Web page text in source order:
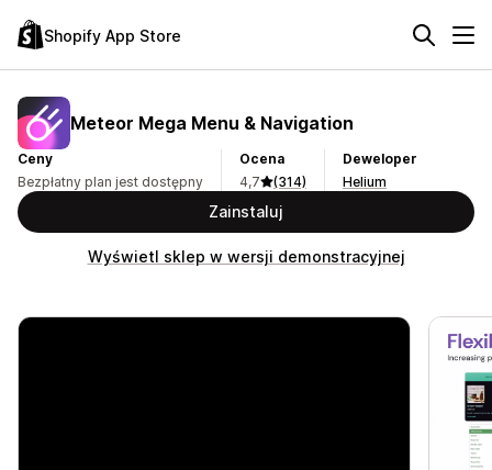
Shopify App Store
Meteor Mega Menu & Navigation
Ceny
Bezpłatny plan jest dostępny
Ocena
4,7
(314)
Deweloper
Helium
Zainstaluj
Wyświetl sklep w wersji demonstracyjnej